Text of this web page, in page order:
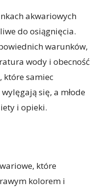
akwariowych
do osiągnięcia.
warunków,
wody i obecność
które samiec
się, a młode
i opieki.
które
kolorem i